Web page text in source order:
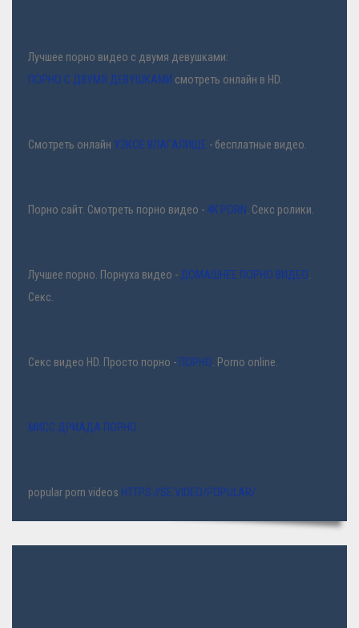
Лучшее порно видео с двумя девушками:
ПОРНО С ДВУМЯ ДЕВУШКАМИ смотреть онлайн в HD.
Смотреть онлайн УЗКОЕ ВЛАГАЛИЩЕ - бесплатные видео.
Порно сайт. Смотреть порно видео - 4K PORN. Секс ролики.
Лучшее порно. Порнуха видео - ДОМАШНЕЕ ПОРНО ВИДЕО.
Секс.
Секс видео HD. Просто порно - ПОРНО. Porno online.
МИСС ДРИАДА ПОРНО
popular porn videos HTTPS://SE.VIDEO/POPULAR/